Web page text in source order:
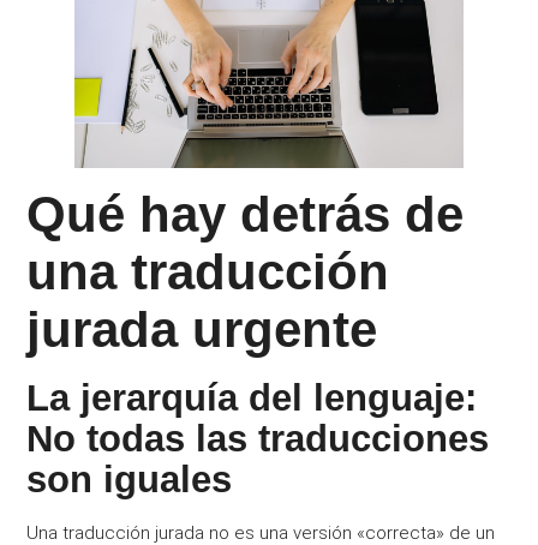
Qué hay detrás de
una traducción
jurada urgente
La jerarquía del lenguaje:
No todas las traducciones
son iguales
Una traducción jurada no es una versión «correcta» de un